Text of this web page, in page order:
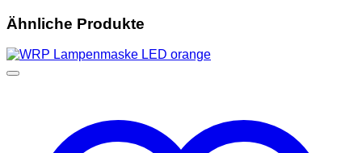
Ähnliche Produkte